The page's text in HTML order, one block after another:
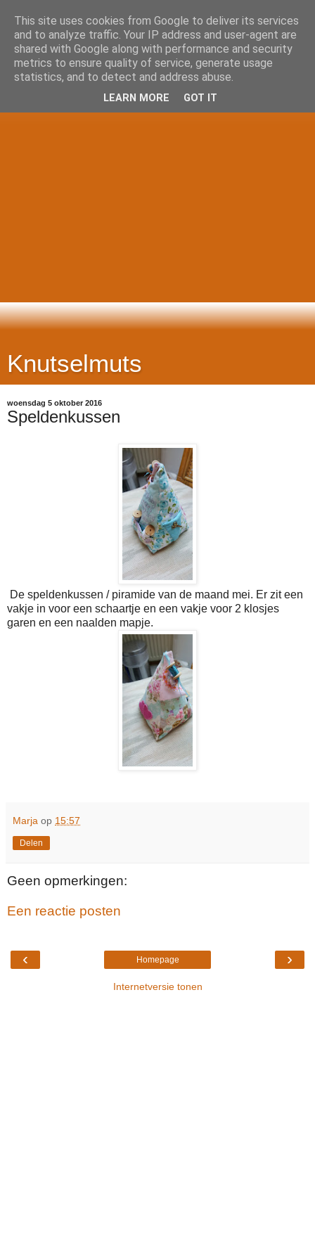
Knutselmuts
woensdag 5 oktober 2016
Speldenkussen
De speldenkussen / piramide van de maand mei. Er zit een
vakje in voor een schaartje en een vakje voor 2 klosjes
garen en een naalden mapje.
Marja op 15:57
Delen
Geen opmerkingen:
Een reactie posten
‹ ›
Homepage
Internetversie tonen
This site uses cookies from Google to deliver its services
and to analyze traffic. Your IP address and user-agent are
shared with Google along with performance and security
metrics to ensure quality of service, generate usage
statistics, and to detect and address abuse.
LEARN MORE GOT IT